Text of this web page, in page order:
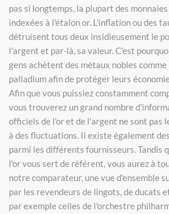
pas si longtemps, la plupart des
indexées à l'étalon or. L'inflation ou des
détruisent tous deux insidieusement le
l'argent et par-là, sa valeur. C'est
gens achètent des métaux nobles
palladium afin de protéger leurs
Afin que vous puissiez constamment
vous trouverez un grand nombre
officiels de l'or et de l'argent ne sont pas
à des fluctuations. Il existe également
parmi les différents fournisseurs. Tandis
l'or vous sert de référent, vous aurez à
notre comparateur, une vue d'ensemble
par les revendeurs de lingots, de ducats
par exemple celles de l'orchestre